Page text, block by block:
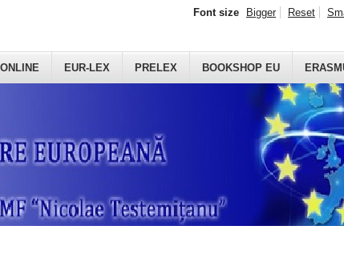
EUR-LEX PRELEX BOOKSHOP EU
Font size Bigger Reset